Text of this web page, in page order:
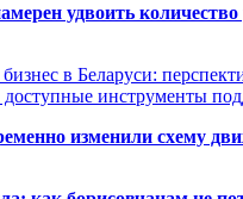
удвоить количество
в Беларуси:
доступные инструменты
изменили схему